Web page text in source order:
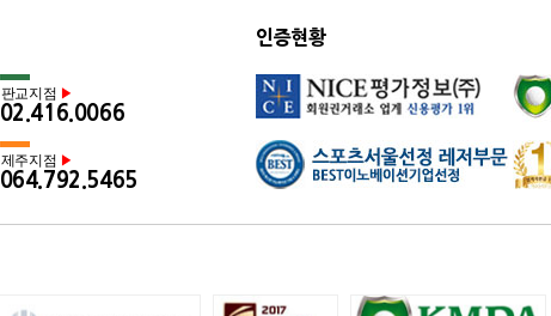
아시아나
아시아나
아시아드
안성베네스트
판교지점 ▶
02.416.0066
제주지점 ▶
064.792.5465
인증현황